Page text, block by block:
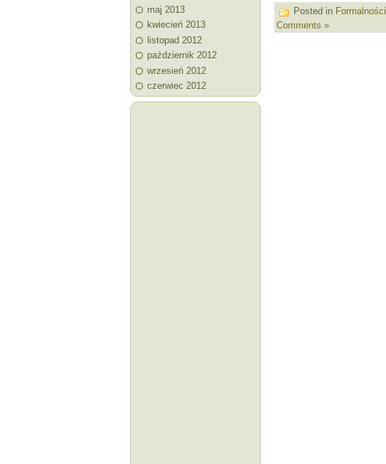
maj 2013
kwiecień 2013
listopad 2012
październik 2012
wrzesień 2012
czerwiec 2012
Posted in Formalności
Comments »